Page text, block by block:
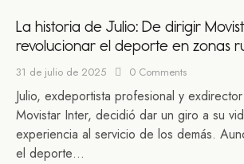
La historia de Julio: De dirigir
revolucionar el deporte en zonas
31 de julio de 2025 0 Comments
Julio, exdeportista profesional y
Movistar Inter, decidió dar un giro a su
experiencia al servicio de los demás.
el deporte…